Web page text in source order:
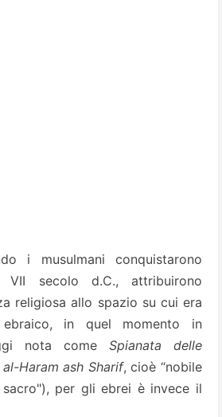
i musulmani conquistarono
VII secolo d.C., attribuirono
religiosa allo spazio su cui era
in quel momento in
nota come Spianata delle
al-Haram ash Sharif, cioè “nobile
per gli ebrei è invece il